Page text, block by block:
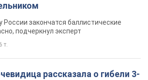
России закончатся баллистические
подчеркнул эксперт
т.
рассказала о гибели 3-